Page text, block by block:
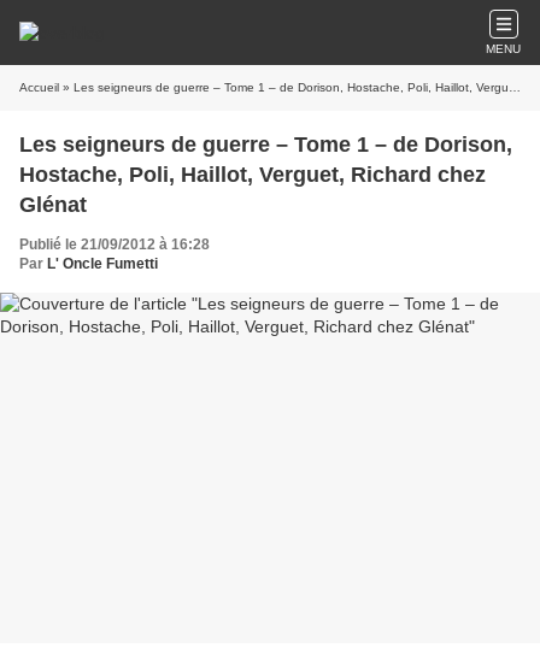
MENU
Accueil » Les seigneurs de guerre – Tome 1 – de Dorison, Hostache, Poli, Haillot, Verguet, Richard chez Glénat
Les seigneurs de guerre – Tome 1 – de Dorison,
Hostache, Poli, Haillot, Verguet, Richard chez
Glénat
Publié le 21/09/2012 à 16:28
Par L' Oncle Fumetti